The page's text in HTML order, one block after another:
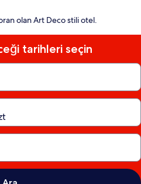
olan Art Deco stili otel.
tarihleri seçin